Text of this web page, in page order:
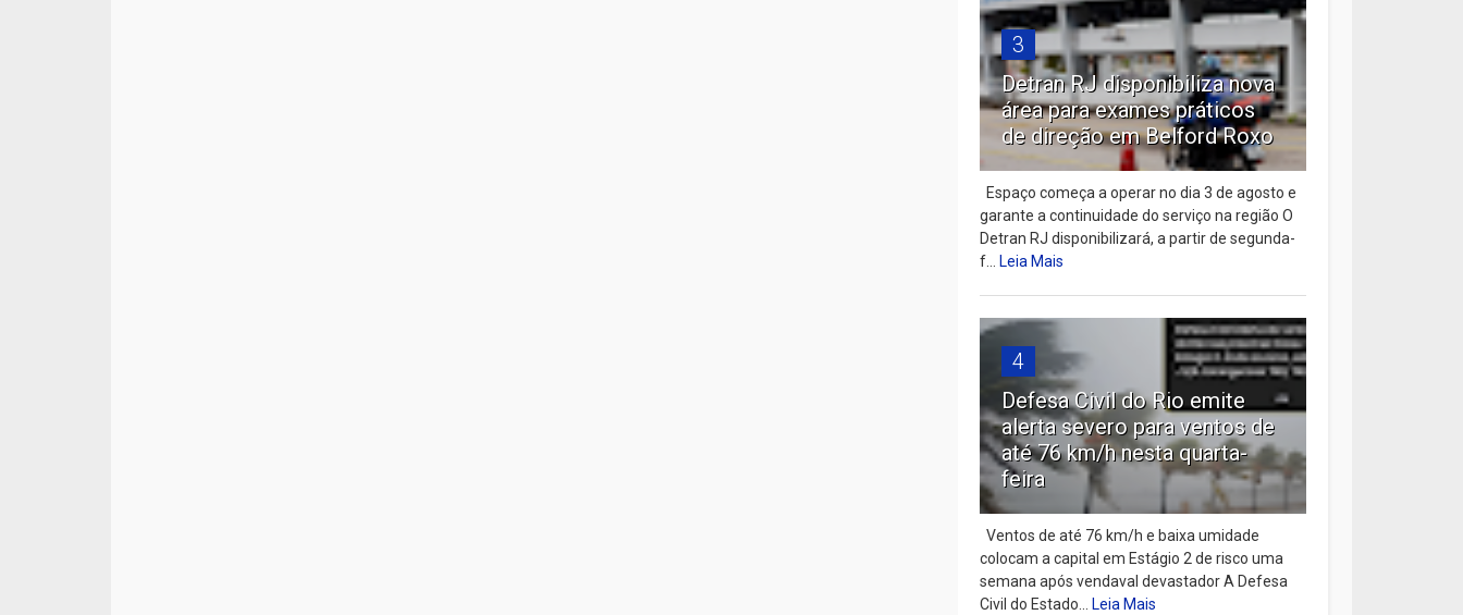
3
Detran RJ disponibiliza nova
área para exames práticos
de direção em Belford Roxo
Espaço começa a operar no dia 3 de agosto e
garante a continuidade do serviço na região O
Detran RJ disponibilizará, a partir de segunda-
f...Leia Mais
4
Defesa Civil do Rio emite
alerta severo para ventos de
até 76 km/h nesta quarta-
feira
Ventos de até 76 km/h e baixa umidade
colocam a capital em Estágio 2 de risco uma
semana após vendaval devastador A Defesa
Civil do Estado...Leia Mais